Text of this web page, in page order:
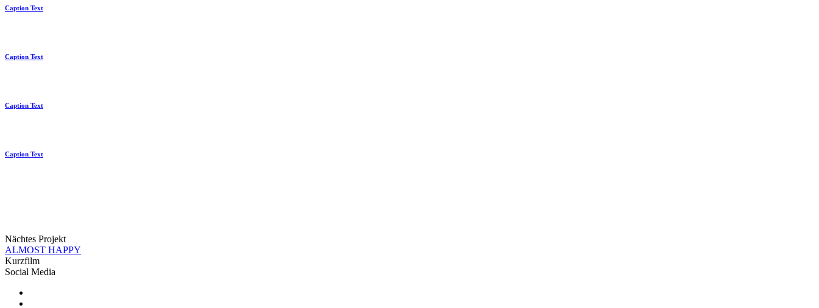
Caption Text
Caption Text
Caption Text
Caption Text
Nächtes Projekt
ALMOST HAPPY
Kurzfilm
Social Media